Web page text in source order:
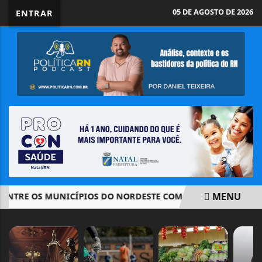
ENTRAR 05 DE AGOSTO DE 2026
OS MUNICÍPIOS DO NORDESTE COM MELHOR MENU